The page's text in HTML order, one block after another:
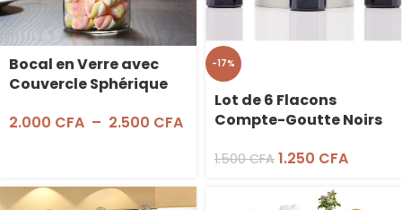
Bocal en Verre avec
Couvercle Sphérique
2.000 CFA – 2.500 CFA
-17%
Lot de 6 Flacons
Compte-Goutte Noirs
1.500CFA 1.250 CFA